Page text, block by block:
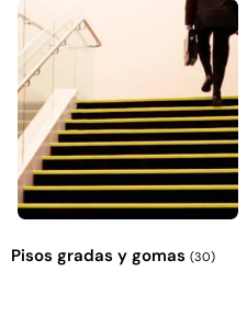
Pisos gradas y gomas (30)